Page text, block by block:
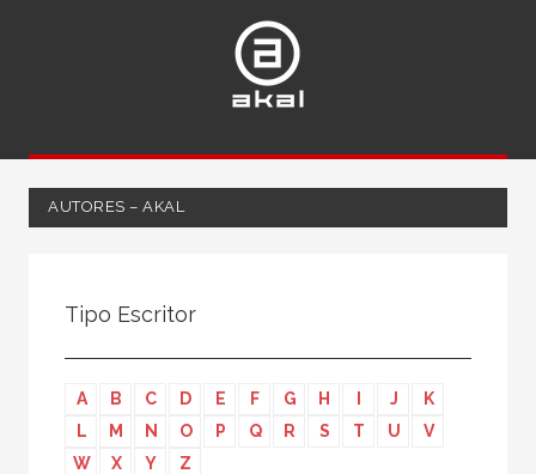
AUTORES – AKAL
Editor
Tipo Escritor
A B C D E F G H J
K
L
M N O P Q R S T U
V
W
X Y Z